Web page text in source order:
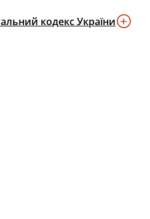
кодекс України